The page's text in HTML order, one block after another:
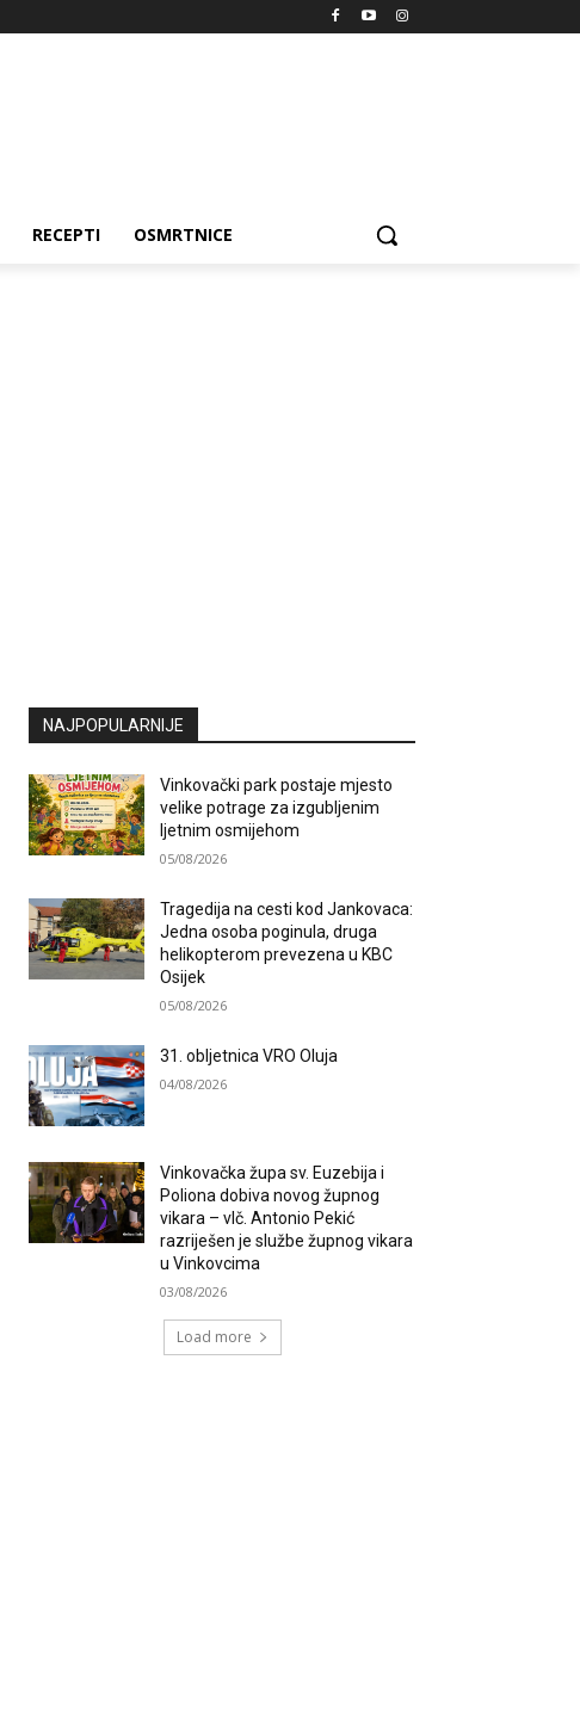
RECEPTI OSMRTNICE
NAJPOPULARNIJE
Vinkovački park postaje mjesto
velike potrage za izgubljenim
ljetnim osmijehom
05/08/2026
Tragedija na cesti kod Jankovaca:
Jedna osoba poginula, druga
helikopterom prevezena u KBC
Osijek
05/08/2026
31. obljetnica VRO Oluja
04/08/2026
Vinkovačka župa sv. Euzebija i
Poliona dobiva novog župnog
vikara – vlč. Antonio Pekić
razriješen je službe župnog vikara
u Vinkovcima
03/08/2026
Load more